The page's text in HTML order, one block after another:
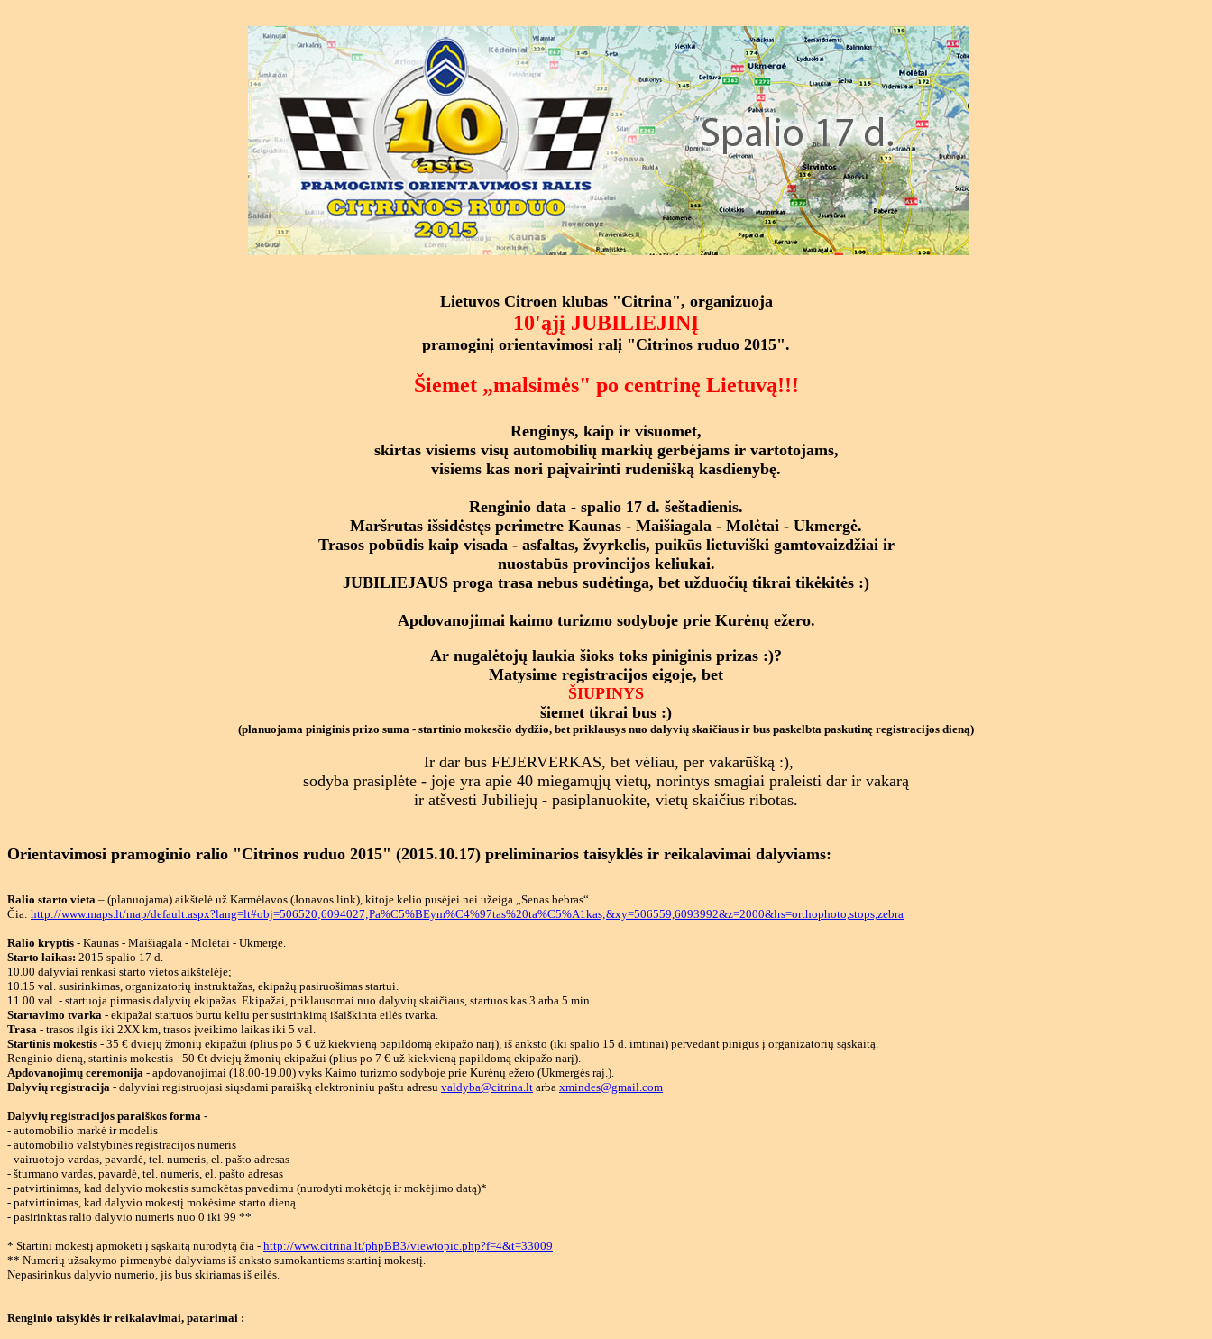
Lietuvos Citroen klubas "Citrina", organizuoja
10'ąjį JUBILIEJINĮ
pramoginį orientavimosi ralį "Citrinos ruduo 2015".
Šiemet „malsimės" po centrinę Lietuvą!!!
Renginys, kaip ir visuomet,
skirtas visiems visų automobilių markių gerbėjams ir vartotojams,
visiems kas nori paįvairinti rudenišką kasdienybę.
Renginio data - spalio 17 d. šeštadienis.
Maršrutas išsidėstęs perimetre Kaunas - Maišiagala - Molėtai - Ukmergė.
Trasos pobūdis kaip visada - asfaltas, žvyrkelis, puikūs lietuviški gamtovaizdžiai ir
nuostabūs provincijos keliukai.
JUBILIEJAUS proga trasa nebus sudėtinga, bet užduočių tikrai tikėkitės :)
Apdovanojimai kaimo turizmo sodyboje prie Kurėnų ežero.
Ar nugalėtojų laukia šioks toks piniginis prizas :)?
Matysime registracijos eigoje, bet
ŠIUPINYS
šiemet tikrai bus :)
(planuojama piniginis prizo suma - startinio mokesčio dydžio, bet priklausys nuo dalyvių skaičiaus ir bus paskelbta paskutinę registracijos dieną)
Ir dar bus FEJERVERKAS, bet vėliau, per vakarūšką :),
sodyba prasiplėte - joje yra apie 40 miegamųjų vietų, norintys smagiai praleisti dar ir vakarą
ir atšvesti Jubiliejų - pasiplanuokite, vietų skaičius ribotas.
Orientavimosi pramoginio ralio "Citrinos ruduo 2015" (2015.10.17) preliminarios taisyklės ir reikalavimai dalyviams:
Ralio starto vieta – (planuojama) aikštelė už Karmėlavos (Jonavos link), kitoje kelio pusėjei nei užeiga „Senas bebras“.
Čia: http://www.maps.lt/map/default.aspx?lang=lt#obj=506520;6094027;Pa%C5%BEym%C4%97tas%20ta%C5%A1kas;&xy=506559,6093992&z=2000&lrs=orthophoto,stops,zebra
Ralio kryptis - Kaunas - Maišiagala - Molėtai - Ukmergė.
Starto laikas: 2015 spalio 17 d.
10.00 dalyviai renkasi starto vietos aikštelėje;
10.15 val. susirinkimas, organizatorių instruktažas, ekipažų pasiruošimas startui.
11.00 val. - startuoja pirmasis dalyvių ekipažas. Ekipažai, priklausomai nuo dalyvių skaičiaus, startuos kas 3 arba 5 min.
Startavimo tvarka - ekipažai startuos burtu keliu per susirinkimą išaiškinta eilės tvarka.
Trasa - trasos ilgis iki 2XX km, trasos įveikimo laikas iki 5 val.
Startinis mokestis - 35 € dviejų žmonių ekipažui (plius po 5 € už kiekvieną papildomą ekipažo narį), iš anksto (iki spalio 15 d. imtinai) pervedant pinigus į organizatorių sąskaitą.
Renginio dieną, startinis mokestis - 50 €t dviejų žmonių ekipažui (plius po 7 € už kiekvieną papildomą ekipažo narį).
Apdovanojimų ceremonija - apdovanojimai (18.00-19.00) vyks Kaimo turizmo sodyboje prie Kurėnų ežero (Ukmergės raj.).
Dalyvių registracija - dalyviai registruojasi siųsdami paraišką elektroniniu paštu adresu valdyba@citrina.lt arba xmindes@gmail.com
Dalyvių registracijos paraiškos forma -
- automobilio markė ir modelis
- automobilio valstybinės registracijos numeris
- vairuotojo vardas, pavardė, tel. numeris, el. pašto adresas
- šturmano vardas, pavardė, tel. numeris, el. pašto adresas
- patvirtinimas, kad dalyvio mokestis sumokėtas pavedimu (nurodyti mokėtoją ir mokėjimo datą)*
- patvirtinimas, kad dalyvio mokestį mokėsime starto dieną
- pasirinktas ralio dalyvio numeris nuo 0 iki 99 **
* Startinį mokestį apmokėti į sąskaitą nurodytą čia - http://www.citrina.lt/phpBB3/viewtopic.php?f=4&t=33009
** Numerių užsakymo pirmenybė dalyviams iš anksto sumokantiems startinį mokestį.
Nepasirinkus dalyvio numerio, jis bus skiriamas iš eilės.
Renginio taisyklės ir reikalavimai, patarimai :